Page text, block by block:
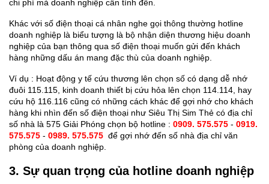
chi phí mà doanh nghiệp cần tính đến.
Khác với số điện thoại cá nhân nghe gọi thông thường hotline
doanh nghiệp là biểu tượng là bộ nhận diện thương hiệu doanh
nghiệp của bạn thông qua số điện thoại muốn gửi đến khách
hàng những dấu án mang đặc thù của doanh nghiệp.
Ví dụ : Hoạt động y tế cứu thương lên chọn số có dạng dễ nhớ
đuôi 115.115, kinh doanh thiết bị cứu hỏa lên chọn 114.114, hay
cứu hộ 116.116 cũng có những cách khác để gợi nhớ cho khách
hàng khi nhìn đến số điện thoại như Siêu Thị Sim Thẻ có địa chỉ
số nhà là 575 Giải Phóng chọn bộ hotline : 0909. 575.575 - 0919.
575.575 - 0989. 575.575 để gợi nhớ đến số nhà địa chỉ văn
phòng của doanh nghiệp.
3. Sự quan trọng của hotline doanh nghiệp